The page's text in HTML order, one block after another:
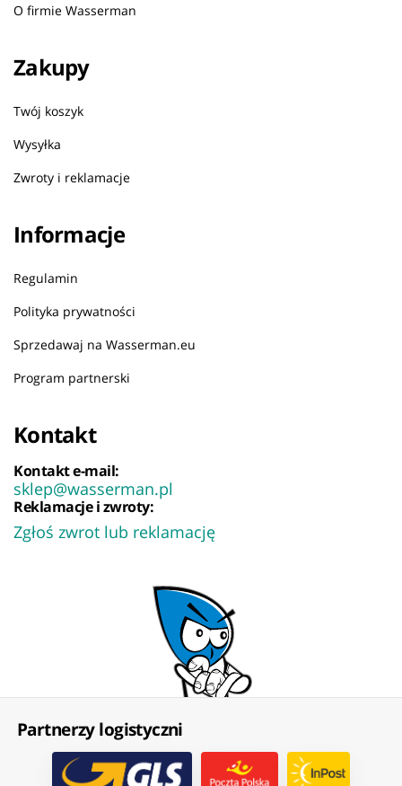
O firmie Wasserman
Zakupy
Twój koszyk
Wysyłka
Zwroty i reklamacje
Informacje
Regulamin
Polityka prywatności
Sprzedawaj na Wasserman.eu
Program partnerski
Kontakt
Kontakt e-mail:
sklep@wasserman.pl
Reklamacje i zwroty:
Zgłoś zwrot lub reklamację
Partnerzy logistyczni